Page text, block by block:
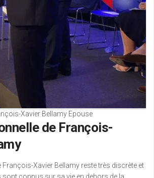
Xavier Bellamy Epouse
de François-
François-Xavier Bellamy reste très discrète et
sont connus sur sa vie en dehors de la